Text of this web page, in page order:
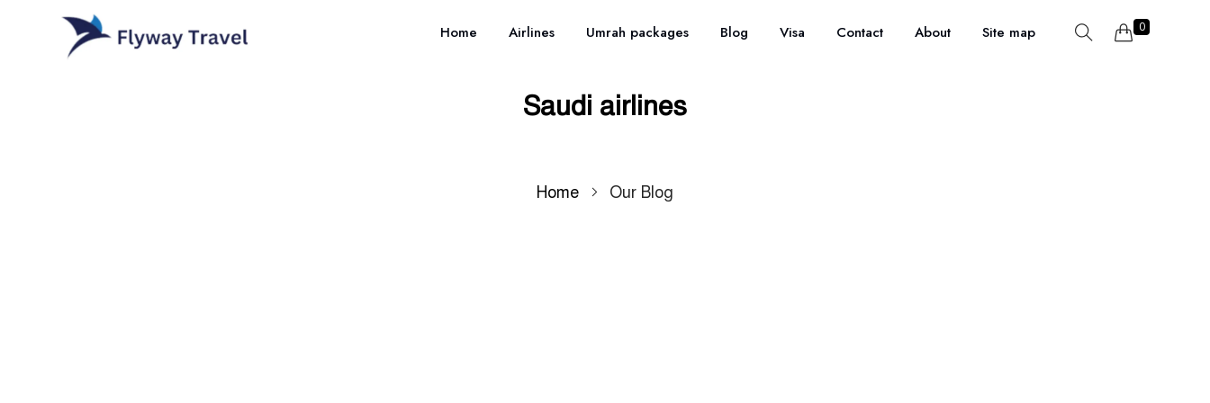
Home Airlines Umrah packages Blog Visa Contact About Site map 0
Saudi airlines
Home Our Blog